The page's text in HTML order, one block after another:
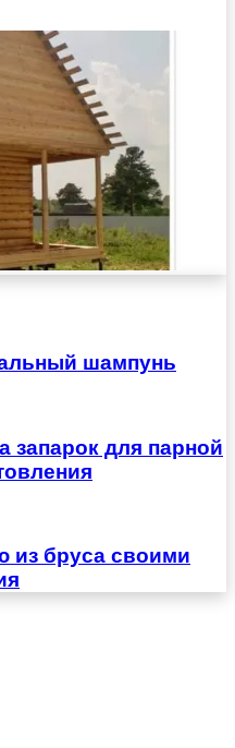
шампунь
запарок для парной
из бруса своими